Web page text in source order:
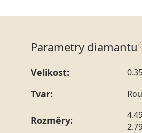
Parametry diamantu
Velikost:
Tvar:
Rozměry: